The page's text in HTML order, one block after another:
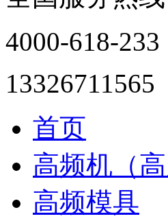
4000-618-233
13326711565
首页
高频机（高
高频模具